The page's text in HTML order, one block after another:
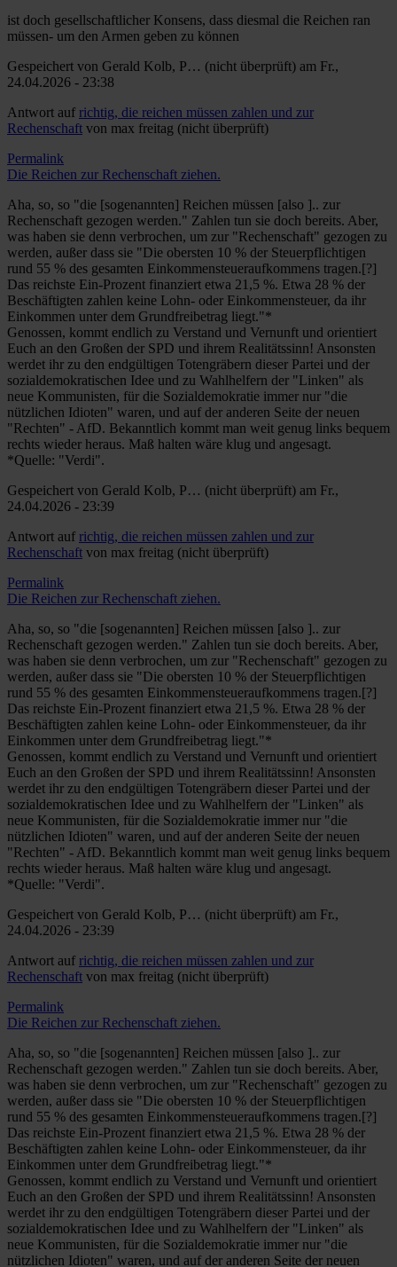
ist doch gesellschaftlicher Konsens, dass diesmal die Reichen ran
müssen- um den Armen geben zu können
Gespeichert von Gerald Kolb, P… (nicht überprüft) am Fr.,
24.04.2026 - 23:38
Antwort auf richtig, die reichen müssen zahlen und zur
Rechenschaft von max freitag (nicht überprüft)
Permalink
Die Reichen zur Rechenschaft ziehen.
Aha, so, so "die [sogenannten] Reichen müssen [also ].. zur
Rechenschaft gezogen werden." Zahlen tun sie doch bereits. Aber,
was haben sie denn verbrochen, um zur "Rechenschaft" gezogen zu
werden, außer dass sie "Die obersten 10 % der Steuerpflichtigen
rund 55 % des gesamten Einkommensteueraufkommens tragen.[?]
Das reichste Ein-Prozent finanziert etwa 21,5 %. Etwa 28 % der
Beschäftigten zahlen keine Lohn- oder Einkommensteuer, da ihr
Einkommen unter dem Grundfreibetrag liegt."*
Genossen, kommt endlich zu Verstand und Vernunft und orientiert
Euch an den Großen der SPD und ihrem Realitätssinn! Ansonsten
werdet ihr zu den endgültigen Totengräbern dieser Partei und der
sozialdemokratischen Idee und zu Wahlhelfern der "Linken" als
neue Kommunisten, für die Sozialdemokratie immer nur "die
nützlichen Idioten" waren, und auf der anderen Seite der neuen
"Rechten" - AfD. Bekanntlich kommt man weit genug links bequem
rechts wieder heraus. Maß halten wäre klug und angesagt.
*Quelle: "Verdi".
Gespeichert von Gerald Kolb, P… (nicht überprüft) am Fr.,
24.04.2026 - 23:39
Antwort auf richtig, die reichen müssen zahlen und zur
Rechenschaft von max freitag (nicht überprüft)
Permalink
Die Reichen zur Rechenschaft ziehen.
Aha, so, so "die [sogenannten] Reichen müssen [also ].. zur
Rechenschaft gezogen werden." Zahlen tun sie doch bereits. Aber,
was haben sie denn verbrochen, um zur "Rechenschaft" gezogen zu
werden, außer dass sie "Die obersten 10 % der Steuerpflichtigen
rund 55 % des gesamten Einkommensteueraufkommens tragen.[?]
Das reichste Ein-Prozent finanziert etwa 21,5 %. Etwa 28 % der
Beschäftigten zahlen keine Lohn- oder Einkommensteuer, da ihr
Einkommen unter dem Grundfreibetrag liegt."*
Genossen, kommt endlich zu Verstand und Vernunft und orientiert
Euch an den Großen der SPD und ihrem Realitätssinn! Ansonsten
werdet ihr zu den endgültigen Totengräbern dieser Partei und der
sozialdemokratischen Idee und zu Wahlhelfern der "Linken" als
neue Kommunisten, für die Sozialdemokratie immer nur "die
nützlichen Idioten" waren, und auf der anderen Seite der neuen
"Rechten" - AfD. Bekanntlich kommt man weit genug links bequem
rechts wieder heraus. Maß halten wäre klug und angesagt.
*Quelle: "Verdi".
Gespeichert von Gerald Kolb, P… (nicht überprüft) am Fr.,
24.04.2026 - 23:39
Antwort auf richtig, die reichen müssen zahlen und zur
Rechenschaft von max freitag (nicht überprüft)
Permalink
Die Reichen zur Rechenschaft ziehen.
Aha, so, so "die [sogenannten] Reichen müssen [also ].. zur
Rechenschaft gezogen werden." Zahlen tun sie doch bereits. Aber,
was haben sie denn verbrochen, um zur "Rechenschaft" gezogen zu
werden, außer dass sie "Die obersten 10 % der Steuerpflichtigen
rund 55 % des gesamten Einkommensteueraufkommens tragen.[?]
Das reichste Ein-Prozent finanziert etwa 21,5 %. Etwa 28 % der
Beschäftigten zahlen keine Lohn- oder Einkommensteuer, da ihr
Einkommen unter dem Grundfreibetrag liegt."*
Genossen, kommt endlich zu Verstand und Vernunft und orientiert
Euch an den Großen der SPD und ihrem Realitätssinn! Ansonsten
werdet ihr zu den endgültigen Totengräbern dieser Partei und der
sozialdemokratischen Idee und zu Wahlhelfern der "Linken" als
neue Kommunisten, für die Sozialdemokratie immer nur "die
nützlichen Idioten" waren, und auf der anderen Seite der neuen